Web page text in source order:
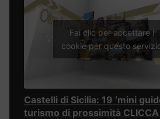
Fai clic per accettare i
cookie per questo
Castelli di Sicilia: 19 ‘mini
turismo di prossimità CLICCA